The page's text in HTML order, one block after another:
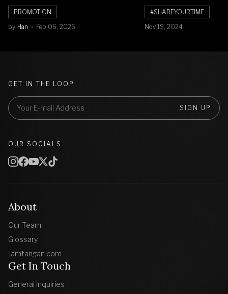
Banyak Diskon Jam Tangan,
Cuma Sampai 8 Februari!
PROMOTION
by Han Feb 06, 2026
#SHAREYOURTIME
Nov 19, 2024
About
Our Team
Glossary
Jamtangan.com
Get In Touch
General Inquiries
GET IN THE LOOP
SIGN UP
OUR SOCIALS